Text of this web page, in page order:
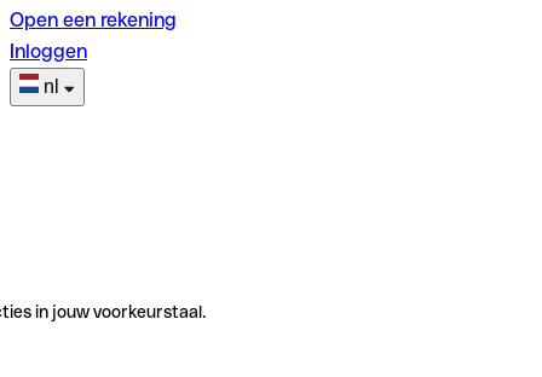
Open een rekening
Inloggen
nl
in jouw voorkeurstaal.